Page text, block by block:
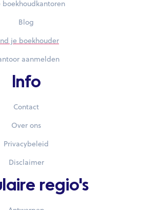
boekhoudkantoren
Blog
je boekhouder
aanmelden
Info
Contact
Over ons
Privacybeleid
Disclaimer
regio's